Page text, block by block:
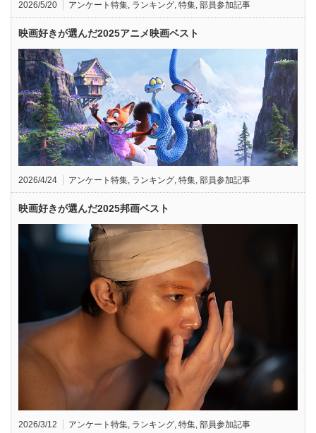
2026/5/20 アンケート特集, ランキング, 特集, 部員参加記事
映画好きが選んだ2025アニメ映画ベスト
2026/4/24 アンケート特集, ランキング, 特集, 部員参加記事
映画好きが選んだ2025邦画ベスト
2026/3/12 アンケート特集, ランキング, 特集, 部員参加記事